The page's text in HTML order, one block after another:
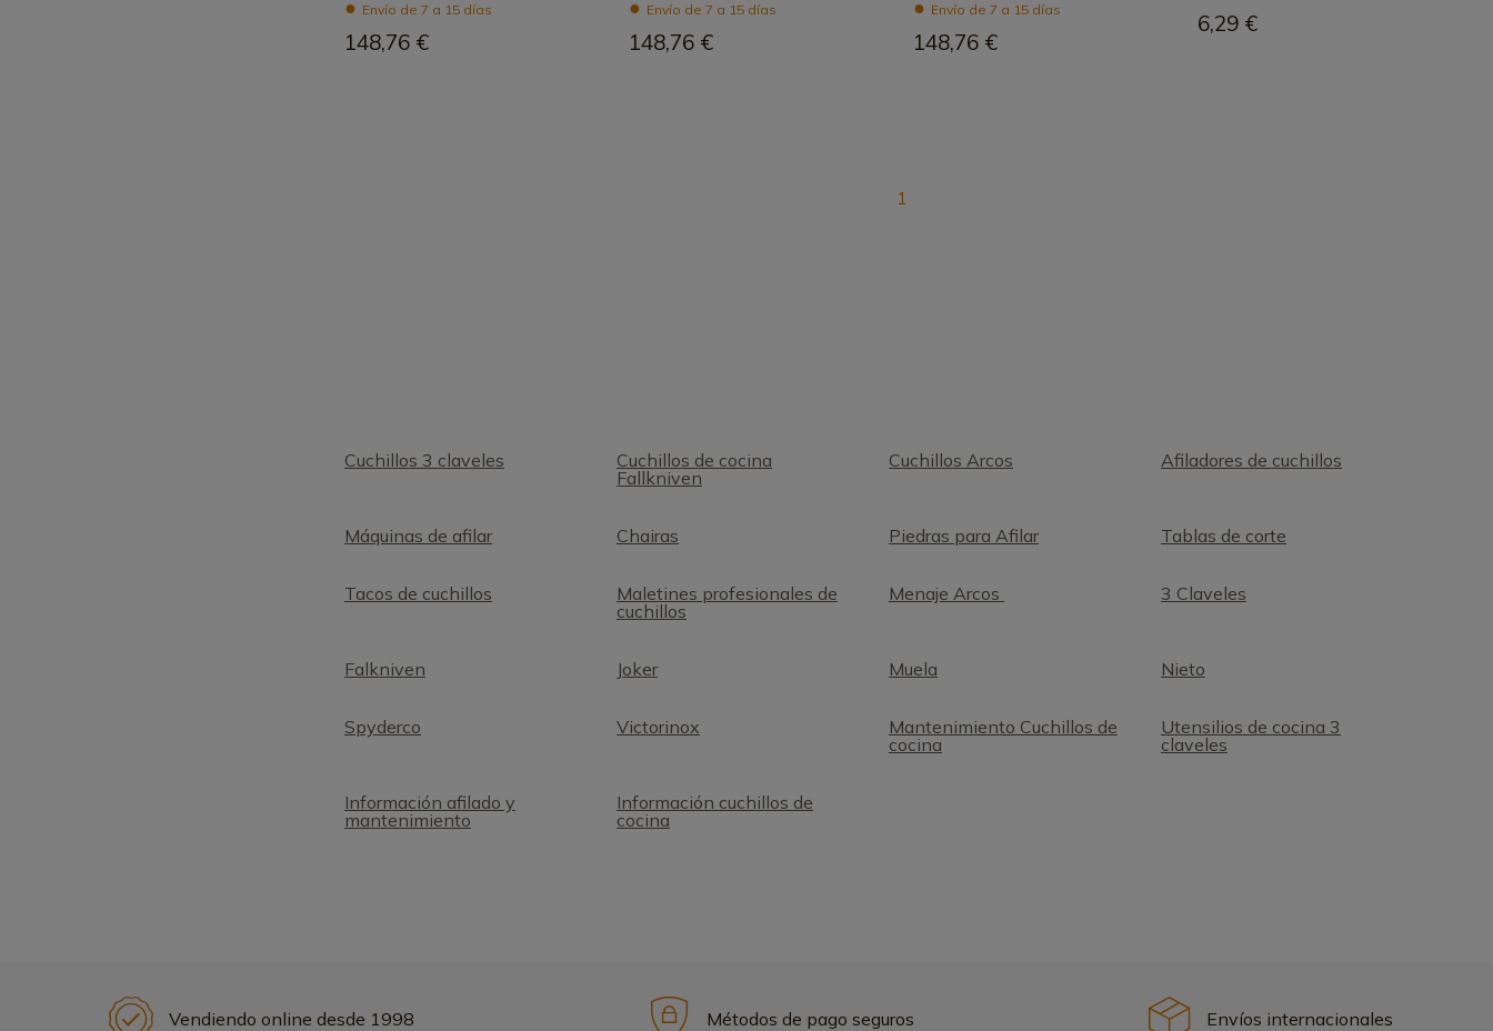
Envío de 7 a 15 días
148,76 €
Envío de 7 a 15 días
148,76 €
Envío de 7 a 15 días
148,76 €
6,29 €
1
Cuchillos 3 claveles
Cuchillos de cocina
Fallkniven
Cuchillos Arcos Afiladores de cuchillos
Máquinas de afilar Chairas Piedras para Afilar Tablas de corte
Tacos de cuchillos
Maletines profesionales de
cuchillos
Menaje Arcos 3 Claveles
Falkniven Joker Muela Nieto
Spyderco Victorinox
Mantenimiento Cuchillos de
cocina
Utensilios de cocina 3
claveles
Información afilado y
mantenimiento
Información cuchillos de
cocina
Vendiendo online desde 1998 Métodos de pago seguros Envíos internacionales